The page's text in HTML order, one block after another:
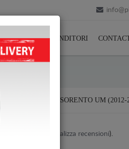
RIVENDITORI
DI ACCIAIO KIA SORENTO UM (2012-
on Visualizza recensioni).